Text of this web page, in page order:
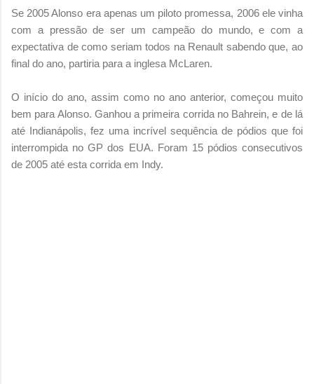
Se 2005 Alonso era apenas um piloto promessa, 2006 ele vinha
com a pressão de ser um campeão do mundo, e com a
expectativa de como seriam todos na Renault sabendo que, ao
final do ano, partiria para a inglesa McLaren.
O início do ano, assim como no ano anterior, começou muito
bem para Alonso. Ganhou a primeira corrida no Bahrein, e de lá
até Indianápolis, fez uma incrível sequência de pódios que foi
interrompida no GP dos EUA. Foram 15 pódios consecutivos
de 2005 até esta corrida em Indy.